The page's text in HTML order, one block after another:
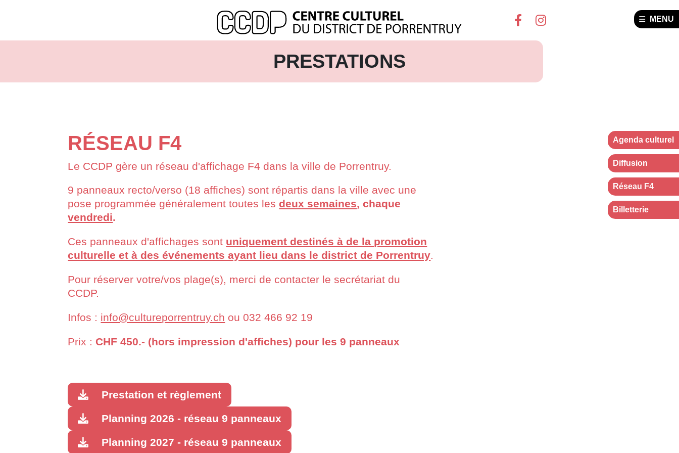
MENU
PRESTATIONS
RÉSEAU F4
Le CCDP gère un réseau d'affichage F4 dans la ville de Porrentruy.
9 panneaux recto/verso (18 affiches) sont répartis dans la ville avec une
pose programmée généralement toutes les deux semaines, chaque
vendredi.
Ces panneaux d'affichages sont uniquement destinés à de la promotion
culturelle et à des événements ayant lieu dans le district de Porrentruy.
Pour réserver votre/vos plage(s), merci de contacter le secrétariat du
CCDP.
Infos : info@cultureporrentruy.ch ou 032 466 92 19
Prix : CHF 450.- (hors impression d'affiches) pour les 9 panneaux
Prestation et règlement
Planning 2026 - réseau 9 panneaux
Planning 2027 - réseau 9 panneaux
Agenda culturel
Diffusion
Réseau F4
Billetterie